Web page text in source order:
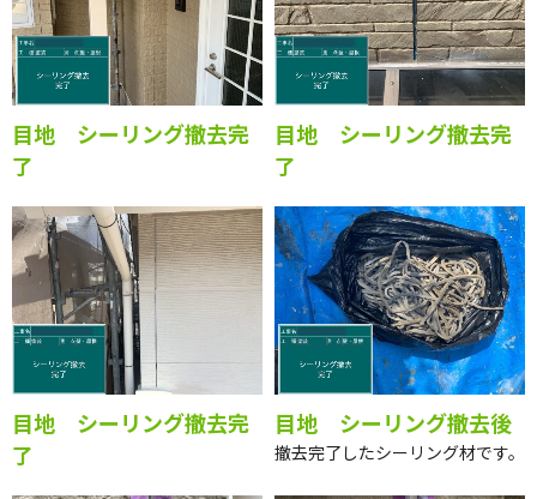
目地 シーリング撤去完
了
目地 シーリング撤去完
了
目地 シーリング撤去完
了
目地 シーリング撤去後
撤去完了したシーリング材です。